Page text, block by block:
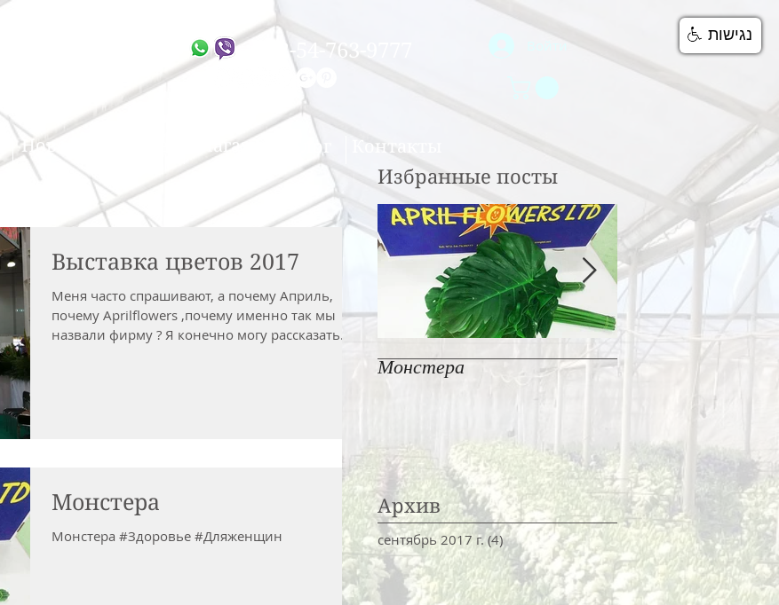
Войти
+972-54-763-9777
Новости Магазин Блог Контакты
из Израиля
Избранные посты
Выставка цветов 2017
Меня часто спрашивают, а почему Априль,
почему Aprilflowers ,почему именно так мы
назвали фирму ? Я конечно могу рассказать
Монстера
Монстера #Здоровье #Дляженщин
Монстера Пионы - Coral
Архив
сентябрь 2017 г. (4)4 поста
נגישות